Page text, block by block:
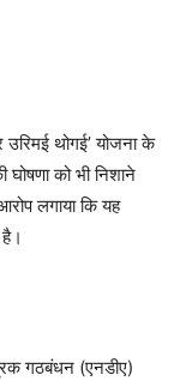
उरिमई थोगई’ योजना के
को भी निशाने
लगाया कि यह
गठबंधन (एनडीए)